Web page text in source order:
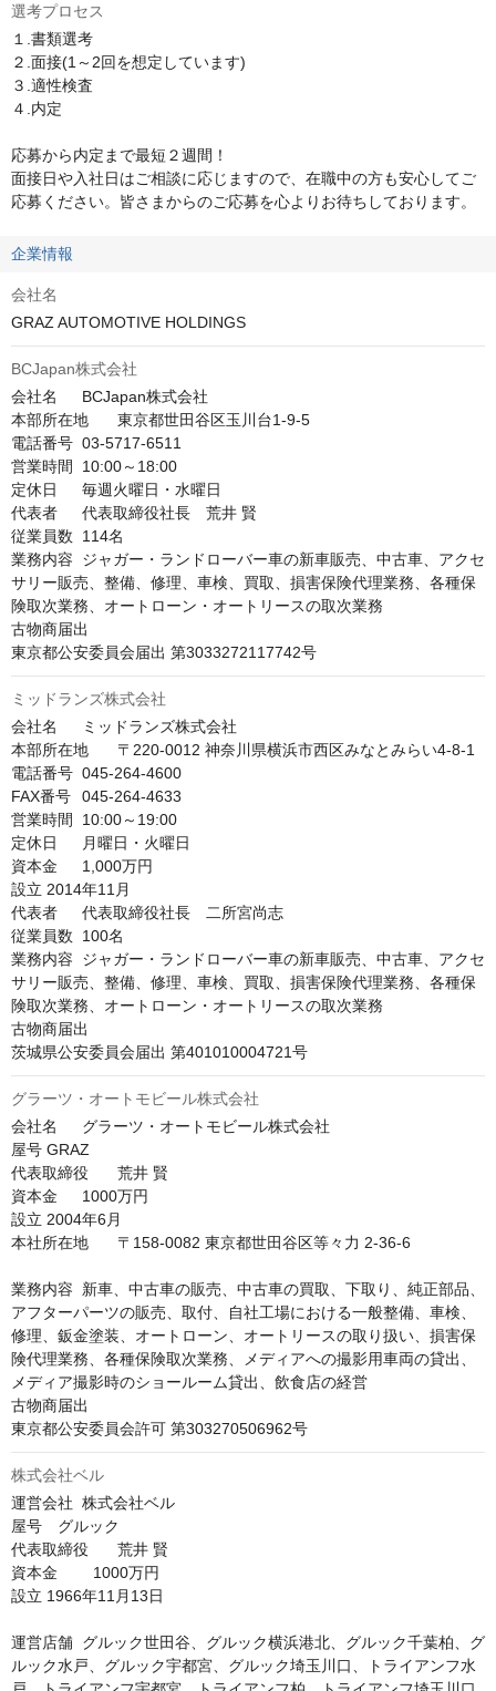
選考プロセス
１.書類選考
２.面接(1～2回を想定しています)
３.適性検査
４.内定
応募から内定まで最短２週間！
面接日や入社日はご相談に応じますので、在職中の方も安心してご
応募ください。皆さまからのご応募を心よりお待ちしております。
企業情報
会社名
GRAZ AUTOMOTIVE HOLDINGS
BCJapan株式会社
会社名	BCJapan株式会社
本部所在地	東京都世田谷区玉川台1-9-5
電話番号	03-5717-6511
営業時間	10:00～18:00
定休日	毎週火曜日・水曜日
代表者	代表取締役社長　荒井 賢
従業員数	114名
業務内容	ジャガー・ランドローバー車の新車販売、中古車、アクセ
サリー販売、整備、修理、車検、買取、損害保険代理業務、各種保
険取次業務、オートローン・オートリースの取次業務
古物商届出
東京都公安委員会届出 第3033272117742号
ミッドランズ株式会社
会社名	ミッドランズ株式会社
本部所在地	〒220-0012 神奈川県横浜市西区みなとみらい4-8-1
電話番号	045-264-4600
FAX番号	045-264-4633
営業時間	10:00～19:00
定休日	月曜日・火曜日
資本金	1,000万円
設立	2014年11月
代表者	代表取締役社長　二所宮尚志
従業員数	100名
業務内容	ジャガー・ランドローバー車の新車販売、中古車、アクセ
サリー販売、整備、修理、車検、買取、損害保険代理業務、各種保
険取次業務、オートローン・オートリースの取次業務
古物商届出
茨城県公安委員会届出 第401010004721号
グラーツ・オートモビール株式会社
会社名	グラーツ・オートモビール株式会社
屋号	GRAZ
代表取締役	荒井 賢
資本金	1000万円
設立	2004年6月
本社所在地	〒158-0082 東京都世田谷区等々力 2-36-6
業務内容	新車、中古車の販売、中古車の買取、下取り、純正部品、
アフターパーツの販売、取付、自社工場における一般整備、車検、
修理、鈑金塗装、オートローン、オートリースの取り扱い、損害保
険代理業務、各種保険取次業務、メディアへの撮影用車両の貸出、
メディア撮影時のショールーム貸出、飲食店の経営
古物商届出
東京都公安委員会許可 第303270506962号
株式会社ベル
運営会社	株式会社ベル
屋号　グルック
代表取締役	荒井 賢
資本金 　　1000万円
設立	1966年11月13日
運営店舗	グルック世田谷、グルック横浜港北、グルック千葉柏、グ
ルック水戸、グルック宇都宮、グルック埼玉川口、トライアンフ水